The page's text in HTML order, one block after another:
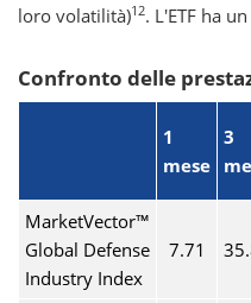
loro volatilità)12. L'ETF ha
Confronto delle
1
mese
3
MarketVector™
Global Defense
Industry Index
7.71